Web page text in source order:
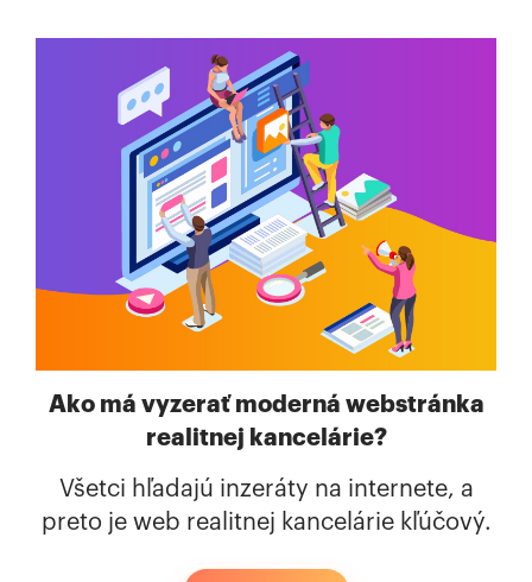
Ako má vyzerať moderná webstránka
realitnej kancelárie?
Všetci hľadajú inzeráty na internete, a
preto je web realitnej kancelárie kľúčový.